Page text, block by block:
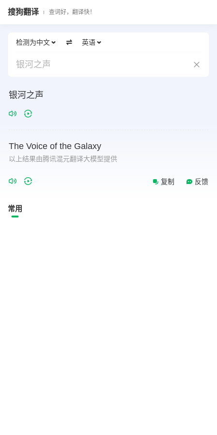
搜狗翻译 查词好，翻译快！
检测为中文 英语
银河之声
银河之声
The Voice of the Galaxy
以上结果由腾讯混元翻译大模型提供
复制 反馈
常用